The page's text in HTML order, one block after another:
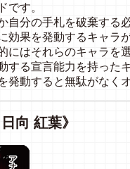
です。
自分の手札を破棄する
効果を発動するキャラ
にはそれらのキャラを
する宣言能力を持った
発動すると無駄がなく
向 紅葉》